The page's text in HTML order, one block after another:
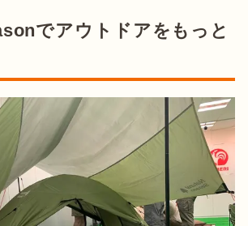
でアウトドアをもっと